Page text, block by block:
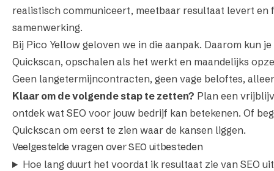
realistisch communiceert, meetbaar resultaat levert en
samenwerking.
Bij Pico Yellow geloven we in die aanpak. Daarom kun
Quickscan, opschalen als het werkt en maandelijks
Geen langetermijncontracten, geen vage beloftes,
Klaar om de volgende stap te zetten? Plan een
ontdek wat SEO voor jouw bedrijf kan betekenen. Of
Quickscan om eerst te zien waar de kansen liggen.
Veelgestelde vragen over SEO uitbesteden
Hoe lang duurt het voordat ik resultaat zie van SEO